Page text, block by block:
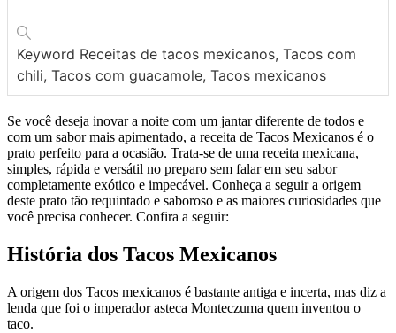
Keyword Receitas de tacos mexicanos, Tacos com
chili, Tacos com guacamole, Tacos mexicanos
Se você deseja inovar a noite com um jantar diferente de todos e
com um sabor mais apimentado, a receita de Tacos Mexicanos é o
prato perfeito para a ocasião. Trata-se de uma receita mexicana,
simples, rápida e versátil no preparo sem falar em seu sabor
completamente exótico e impecável. Conheça a seguir a origem
deste prato tão requintado e saboroso e as maiores curiosidades que
você precisa conhecer. Confira a seguir:
História dos Tacos Mexicanos
A origem dos Tacos mexicanos é bastante antiga e incerta, mas diz a
lenda que foi o imperador asteca Monteczuma quem inventou o
taco.